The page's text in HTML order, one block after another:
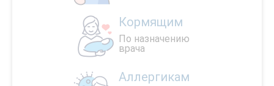
Кормящим
По назначению
врача
Аллергикам